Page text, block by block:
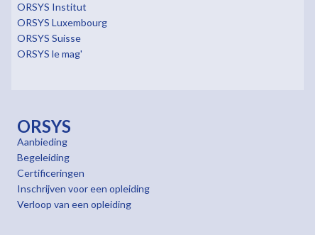
ORSYS Institut
ORSYS Luxembourg
ORSYS Suisse
ORSYS le mag'
ORSYS
Aanbieding
Begeleiding
Certificeringen
Inschrijven voor een opleiding
Verloop van een opleiding